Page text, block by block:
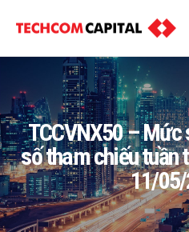
TCCVNX50 – Mức
số tham chiếu
11/